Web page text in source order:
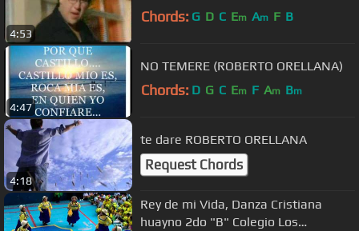
4:53
Chords: G D C Em Am F B
4:47
NO TEMERE (ROBERTO ORELLANA)
Chords: D G C Em F Am Bm
4:18
te dare ROBERTO ORELLANA
Request Chords
Rey de mi Vida, Danza Cristiana
huayno 2do "B" Colegio Los